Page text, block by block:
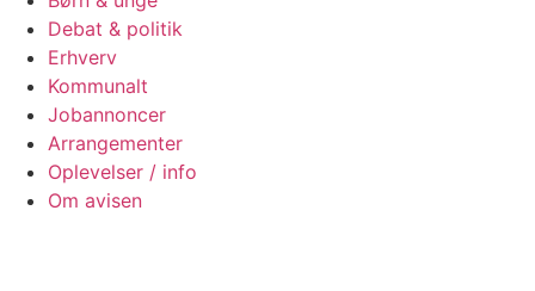
Debat & politik
Erhverv
Kommunalt
Jobannoncer
Arrangementer
Oplevelser / info
Om avisen